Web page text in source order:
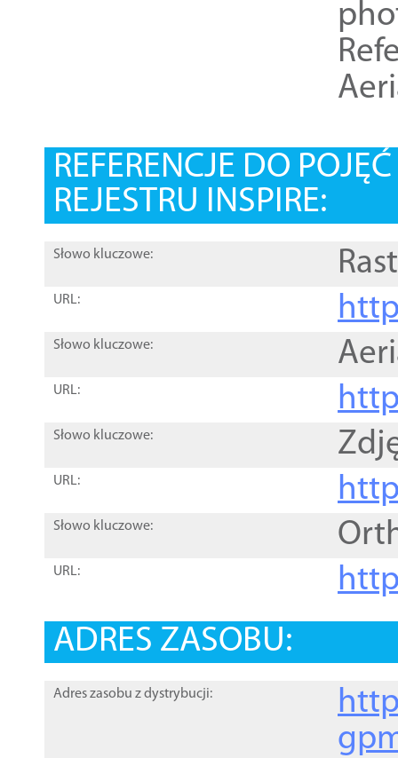
REFERENCJE DO
REJESTRU INSPIRE:
Słowo kluczowe:
URL:
Słowo kluczowe:
URL:
Słowo kluczowe:
URL:
Słowo kluczowe:
URL:
ADRES ZASOBU:
Adres zasobu z dystrybucji: